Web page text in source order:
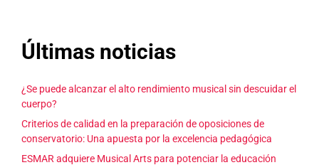
Últimas noticias
¿Se puede alcanzar el alto rendimiento musical sin descuidar el
cuerpo?
Criterios de calidad en la preparación de oposiciones de
conservatorio: Una apuesta por la excelencia pedagógica
ESMAR adquiere Musical Arts para potenciar la educación